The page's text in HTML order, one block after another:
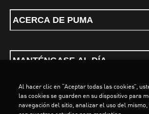
ACERCA DE PUMA
MANTÉNGASE AL DÍA
Al hacer clic en “Aceptar todas las cookies”,
las cookies se guarden en su dispositivo para
navegación del sitio, analizar el uso del